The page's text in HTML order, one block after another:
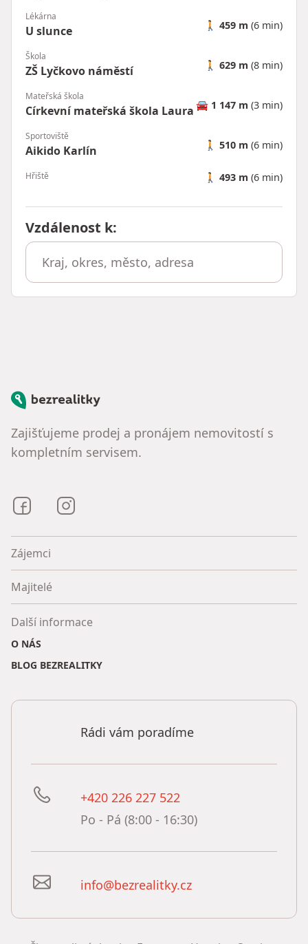
Lékárna
U slunce 🚶 459 m (6 min)
Škola
ZŠ Lyčkovo náměstí 🚶 629 m (8 min)
Mateřská škola
Církevní mateřská škola Laura 🚘 1 147 m (3 min)
Sportoviště
Aikido Karlín 🚶 510 m (6 min)
Hřiště 🚶 493 m (6 min)
Vzdálenost k:
Bezrealitky
Zajišťujeme prodej a pronájem nemovitostí s
kompletním servisem.
Bezrealitky na Facebooku
Zájemci
Majitelé
Další informace
O NÁS
BLOG BEZREALITKY
Rádi vám poradíme
+420 226 227 522
Po - Pá (8:00 - 16:30)
info@bezrealitky.cz